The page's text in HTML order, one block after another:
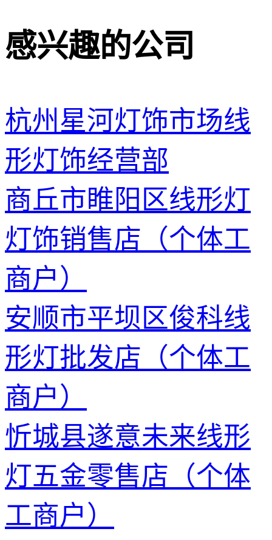
感兴趣的公司
杭州星河灯饰市场线
形灯饰经营部
商丘市睢阳区线形灯
灯饰销售店（个体工
商户）
安顺市平坝区俊科线
形灯批发店（个体工
商户）
忻城县遂意未来线形
灯五金零售店（个体
工商户）